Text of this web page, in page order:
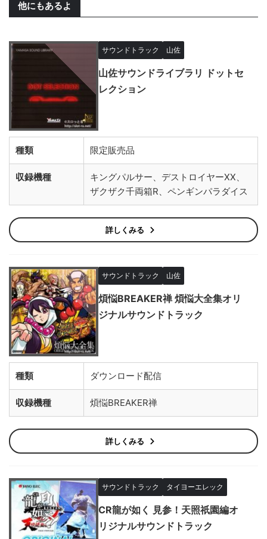
他にもあるよ
サウンドトラック 山佐
山佐サウンドライブラリ ドットセ
レクション
種類 限定販売品
収録機種
キングパルサー、デストロイヤーXX、
ザクザク千両箱R、ペンギンパラダイス
詳しくみる
サウンドトラック 山佐
煩悩BREAKER禅 煩悩大全集オリ
ジナルサウンドトラック
種類 ダウンロード配信
収録機種 煩悩BREAKER禅
詳しくみる
サウンドトラック タイヨーエレック
CR龍が如く 見参！天照祇園編オ
リジナルサウンドトラック